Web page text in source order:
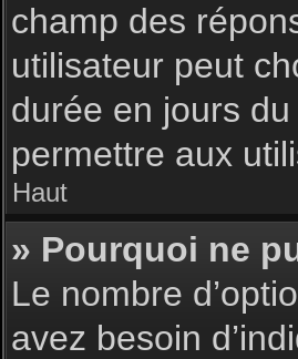
champ des
utilisateur peut
durée en jours
permettre aux
Haut
» Pourquoi ne
Le nombre
avez besoin